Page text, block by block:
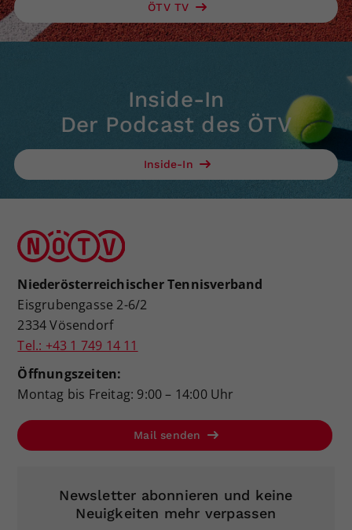
ÖTV TV
Inside-In
Der Podcast des ÖTV
Inside-In
Niederösterreichischer Tennisverband
Eisgrubengasse 2-6/2
2334 Vösendorf
Tel.: +43 1 749 14 11
Öffnungszeiten:
Montag bis Freitag: 9:00 – 14:00 Uhr
Mail senden
Newsletter abonnieren und keine
Neuigkeiten mehr verpassen